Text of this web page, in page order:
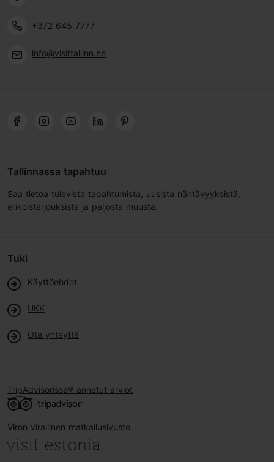
+372 645 7777
info@visittallinn.ee
Tallinnassa tapahtuu
Saa tietoa tulevista tapahtumista, uusista nähtävyyksistä,
erikoistarjouksista ja paljosta muusta.
Tuki
Käyttöehdot
UKK
Ota yhteyttä
TripAdvisorissa® annetut arviot
Viron virallinen matkailusivusto